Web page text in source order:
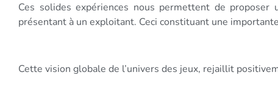
Ces solides expériences nous permettent de
présentant à un exploitant. Ceci constituant une
Cette vision globale de l’univers des jeux, rejaillit